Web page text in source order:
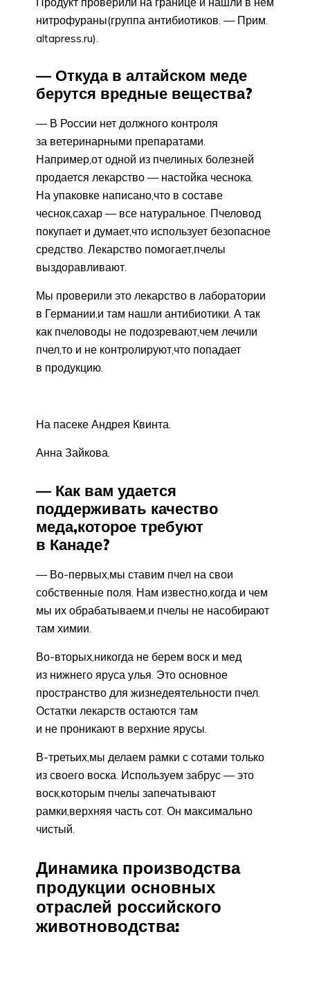
нитрофураны(группа антибиотиков. — Прим.
altapress.ru).
— Откуда в алтайском меде
берутся вредные вещества?
— В России нет должного контроля
за ветеринарными препаратами.
Например,от одной из пчелиных болезней
продается лекарство — настойка чеснока.
На упаковке написано,что в составе
чеснок,сахар — все натуральное. Пчеловод
покупает и думает,что использует безопасное
средство. Лекарство помогает,пчелы
выздоравливают.
Мы проверили это лекарство в лаборатории
в Германии,и там нашли антибиотики. А так
как пчеловоды не подозревают,чем лечили
пчел,то и не контролируют,что попадает
в продукцию.
На пасеке Андрея Квинта.
Анна Зайкова.
— Как вам удается
поддерживать качество
меда,которое требуют
в Канаде?
— Во-первых,мы ставим пчел на свои
собственные поля. Нам известно,когда и чем
мы их обрабатываем,и пчелы не насобирают
там химии.
Во-вторых,никогда не берем воск и мед
из нижнего яруса улья. Это основное
пространство для жизнедеятельности пчел.
Остатки лекарств остаются там
и не проникают в верхние ярусы.
В-третьих,мы делаем рамки с сотами только
из своего воска. Используем забрус — это
воск,которым пчелы запечатывают
рамки,верхняя часть сот. Он максимально
чистый.
Динамика производства
продукции основных
отраслей российского
животноводства: